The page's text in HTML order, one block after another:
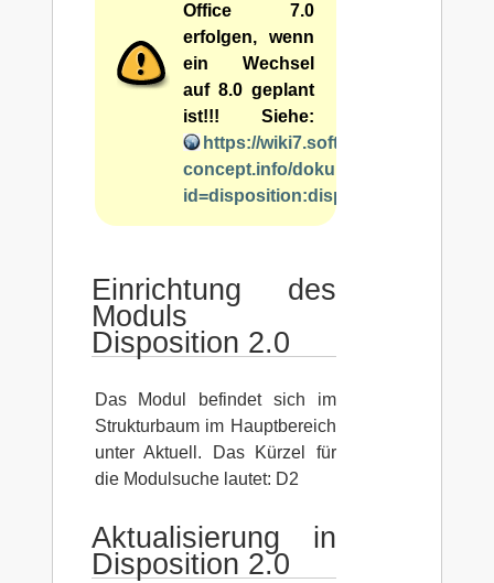
Office 7.0
erfolgen, wenn
ein Wechsel
auf 8.0 geplant
ist!!! Siehe:
https://wiki7.software-
concept.info/doku.php?
Einrichtung des
Moduls
Disposition 2.0
Das Modul befindet sich im
Strukturbaum im Hauptbereich
unter Aktuell. Das Kürzel für
die Modulsuche lautet: D2
Aktualisierung in
Disposition 2.0